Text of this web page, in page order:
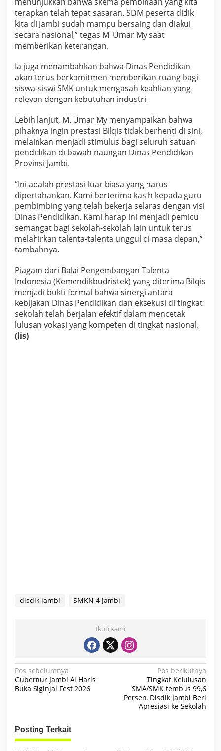
i
o
n
a
l
terapkan telah tepat sasaran. SDM peserta didik
kita di Jambi sudah mampu bersaing dan diakui
secara nasional,” tegas M. Umar My saat
memberikan keterangan.
Ia juga menambahkan bahwa Dinas Pendidikan
akan terus berkomitmen memberikan ruang bagi
siswa-siswi SMK untuk mengasah keahlian yang
relevan dengan kebutuhan industri.
Lebih lanjut, M. Umar My menyampaikan bahwa
pihaknya ingin prestasi Bilqis tidak berhenti di sini,
melainkan menjadi stimulus bagi seluruh satuan
pendidikan di bawah naungan Dinas Pendidikan
Provinsi Jambi.
“Ini adalah prestasi luar biasa yang harus
dipertahankan. Kami berterima kasih kepada guru
pembimbing yang telah bekerja selaras dengan visi
Dinas Pendidikan. Kami harap ini menjadi pemicu
semangat bagi sekolah-sekolah lain untuk terus
melahirkan talenta-talenta unggul di masa depan,”
tambahnya.
Piagam dari Balai Pengembangan Talenta
Indonesia (Kemendikbudristek) yang diterima Bilqis
menjadi bukti formal bahwa sinergi antara
kebijakan Dinas Pendidikan dan eksekusi di tingkat
sekolah telah berjalan efektif dalam mencetak
lulusan vokasi yang kompeten di tingkat nasional.
(lis)
disdik jambi SMKN 4 Jambi
Ikuti Kami
N
a
g
a
Pos sebelumnya
Gubernur Jambi Al Haris
Buka Siginjai Fest 2026
Pos berikutnya
Tingkat Kelulusan
SMA/SMK tembus 99,6
Persen, Disdik Jambi Beri
Apresiasi ke Sekolah
Posting Terkait